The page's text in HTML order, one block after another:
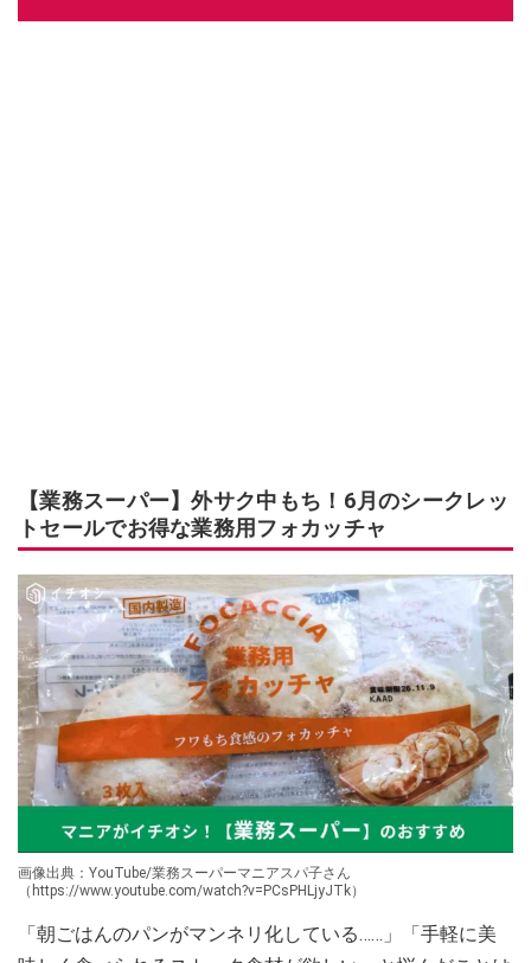
【業務スーパー】外サク中もち！6月のシークレッ
トセールでお得な業務用フォカッチャ
画像出典：YouTube/業務スーパーマニアスパ子さん
（https://www.youtube.com/watch?v=PCsPHLjyJTk）
「朝ごはんのパンがマンネリ化している……」「手軽に美